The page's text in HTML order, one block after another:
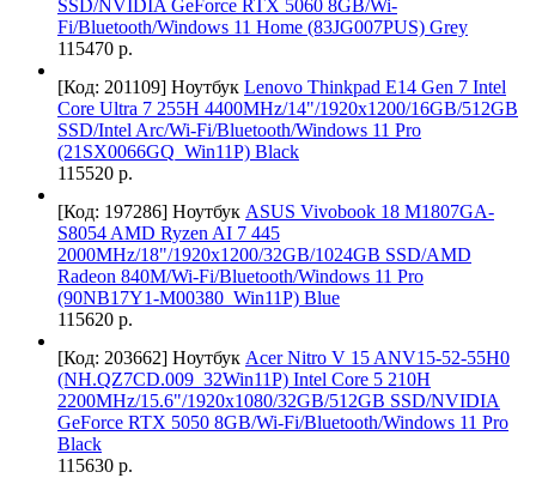
SSD/NVIDIA GeForce RTX 5060 8GB/Wi-
Fi/Bluetooth/Windows 11 Home (83JG007PUS) Grey
115470 р.
[Код: 201109] Ноутбук Lenovo Thinkpad E14 Gen 7 Intel
Core Ultra 7 255H 4400MHz/14"/1920x1200/16GB/512GB
SSD/Intel Arc/Wi-Fi/Bluetooth/Windows 11 Pro
(21SX0066GQ_Win11P) Black
115520 р.
[Код: 197286] Ноутбук ASUS Vivobook 18 M1807GA-
S8054 AMD Ryzen AI 7 445
2000MHz/18"/1920x1200/32GB/1024GB SSD/AMD
Radeon 840M/Wi-Fi/Bluetooth/Windows 11 Pro
(90NB17Y1-M00380_Win11P) Blue
115620 р.
[Код: 203662] Ноутбук Acer Nitro V 15 ANV15-52-55H0
(NH.QZ7CD.009_32Win11P) Intel Core 5 210H
2200MHz/15.6"/1920x1080/32GB/512GB SSD/NVIDIA
GeForce RTX 5050 8GB/Wi-Fi/Bluetooth/Windows 11 Pro
Black
115630 р.